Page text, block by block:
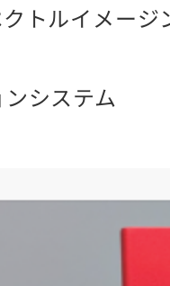
トルイメージ
システム